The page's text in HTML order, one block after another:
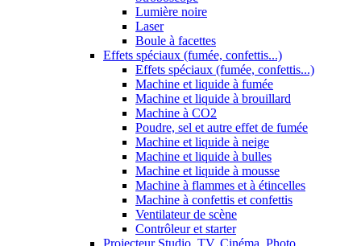
Lumière noire
Laser
Boule à facettes
Effets spéciaux (fumée, confettis...)
Effets spéciaux (fumée, confettis...)
Machine et liquide à fumée
Machine et liquide à brouillard
Machine à CO2
Poudre, sel et autre effet de fumée
Machine et liquide à neige
Machine et liquide à bulles
Machine et liquide à mousse
Machine à flammes et à étincelles
Machine à confettis et confettis
Ventilateur de scène
Contrôleur et starter
Projecteur Studio, TV, Cinéma, Photo